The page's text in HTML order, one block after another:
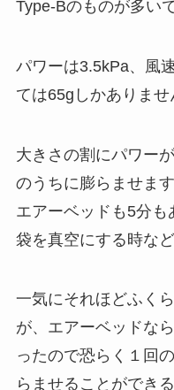
Type-Bのものが多い
パワーは3.5kPa、風
ては65gしかありませ
大きさの割にパワー
のうちに膨らませます
エアーベッドも5分
袋を真空にする時など
一気にそれほどふく
が、エアーベッドな
ったので恐らく１回
らませることができ